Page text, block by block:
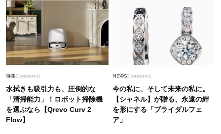
特集Sponsored
水拭きも吸引力も、圧倒的な
「清掃能力」！ロボット掃除機
を選ぶなら【Qrevo Curv 2
Flow】
NEWSSponsored
今の私に、そして未来の私に。
【シャネル】が贈る、永遠の絆
を形にする「ブライダルフェ
ア」